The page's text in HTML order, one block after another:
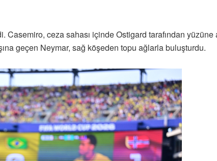
Casemiro, ceza sahası içinde Ostigard tarafından yüzüne
geçen Neymar, sağ köşeden topu ağlarla buluşturdu.